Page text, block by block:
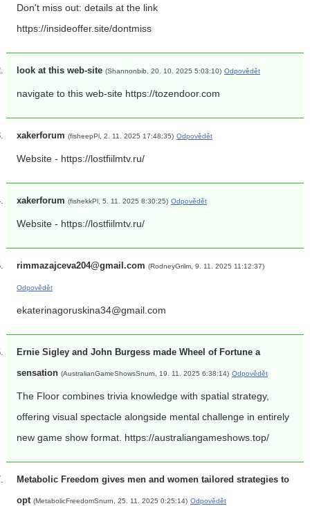
Don't miss out: details at the link
https://insideoffer.site/dontmiss
look at this web-site (Shannonbib, 20. 10. 2025 5:03:10) Odpovědět
navigate to this web-site https://tozendoor.com
xakerforum (fisheepPl, 2. 11. 2025 17:48:35) Odpovědět
Website - https://lostfiilmtv.ru/
xakerforum (fishekkPl, 5. 11. 2025 8:30:25) Odpovědět
Website - https://lostfiilmtv.ru/
rimmazajceva204@gmail.com (RodneyGrilm, 9. 11. 2025 11:12:37)
Odpovědět
ekaterinagoruskina34@gmail.com
Ernie Sigley and John Burgess made Wheel of Fortune a
sensation (AustralianGameShowsSnurn, 19. 11. 2025 6:38:14) Odpovědět
The Floor combines trivia knowledge with spatial strategy,
offering visual spectacle alongside mental challenge in entirely
new game show format. https://australiangameshows.top/
Metabolic Freedom gives men and women tailored strategies to
opt (MetabolicFreedomSnurn, 25. 11. 2025 0:25:14) Odpovědět